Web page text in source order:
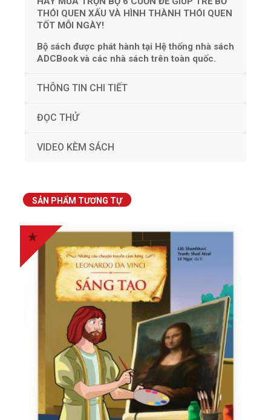
THÓI QUEN XẤU VÀ HÌNH THÀNH THÓI QUEN
TỐT MỖI NGÀY!
Bộ sách được phát hành tại Hệ thống nhà sách
ADCBook và các nhà sách trên toàn quốc.
THÔNG TIN CHI TIẾT
ĐỌC THỬ
VIDEO KÈM SÁCH
SẢN PHẨM TƯƠNG TỰ